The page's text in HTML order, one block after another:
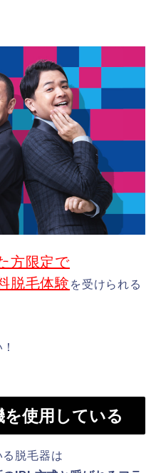
方限定で
脱毛体験 を受けられる
使用している
る脱毛器は